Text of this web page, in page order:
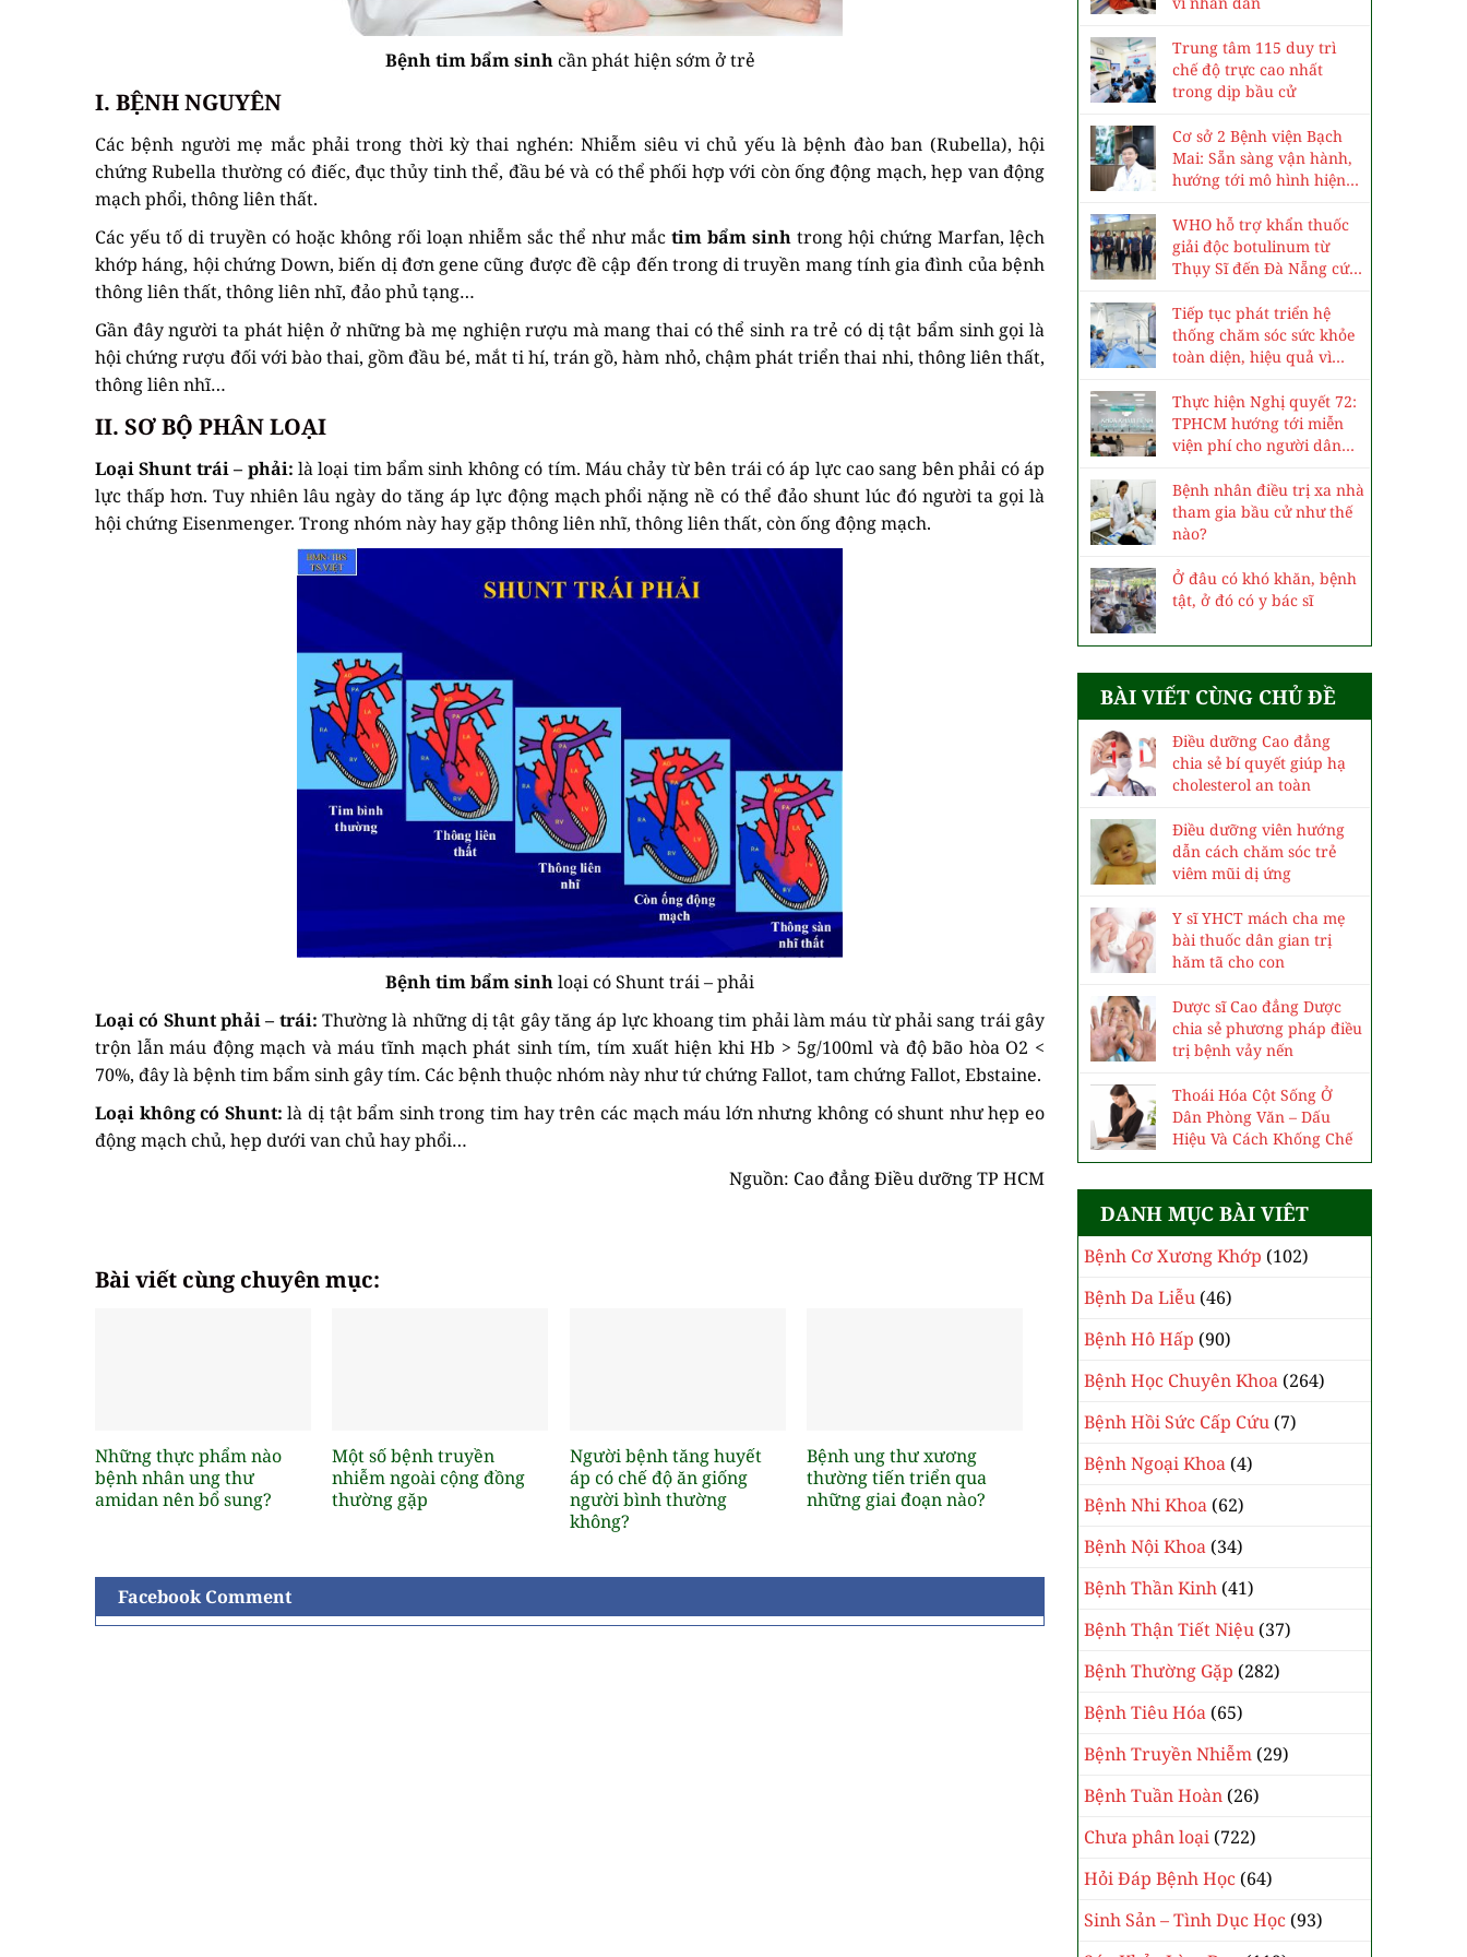
Bệnh tim bẩm sinhcần phát hiện sớm ở trẻ
I. BỆNH NGUYÊN
Các bệnh người mẹ mắc phải trong thời kỳ thai nghén: Nhiễm siêu vi chủ yếu là bệnh đào ban (Rubella), hội
chứng Rubella thường có điếc, đục thủy tinh thể, đầu bé và có thể phối hợp với còn ống động mạch, hẹp van động
mạch phổi, thông liên thất.
Các yếu tố di truyền có hoặc không rối loạn nhiễm sắc thể như mắc tim bẩm sinh trong hội chứng Marfan, lệch
khớp háng, hội chứng Down, biến dị đơn gene cũng được đề cập đến trong di truyền mang tính gia đình của bệnh
thông liên thất, thông liên nhĩ, đảo phủ tạng…
Gần đây người ta phát hiện ở những bà mẹ nghiện rượu mà mang thai có thể sinh ra trẻ có dị tật bẩm sinh gọi là
hội chứng rượu đối với bào thai, gồm đầu bé, mắt ti hí, trán gồ, hàm nhỏ, chậm phát triển thai nhi, thông liên thất,
thông liên nhĩ…
II. SƠ BỘ PHÂN LOẠI
Loại Shunt trái – phải: là loại tim bẩm sinh không có tím. Máu chảy từ bên trái có áp lực cao sang bên phải có áp
lực thấp hơn. Tuy nhiên lâu ngày do tăng áp lực động mạch phổi nặng nề có thể đảo shunt lúc đó người ta gọi là
hội chứng Eisenmenger. Trong nhóm này hay gặp thông liên nhĩ, thông liên thất, còn ống động mạch.
Bệnh tim bẩm sinhloại có Shunt trái – phải
Loại có Shunt phải – trái: Thường là những dị tật gây tăng áp lực khoang tim phải làm máu từ phải sang trái gây
trộn lẫn máu động mạch và máu tĩnh mạch phát sinh tím, tím xuất hiện khi Hb > 5g/100ml và độ bão hòa O2 <
70%, đây là bệnh tim bẩm sinh gây tím. Các bệnh thuộc nhóm này như tứ chứng Fallot, tam chứng Fallot, Ebstaine.
Loại không có Shunt: là dị tật bẩm sinh trong tim hay trên các mạch máu lớn nhưng không có shunt như hẹp eo
động mạch chủ, hẹp dưới van chủ hay phổi…
Nguồn: Cao đẳng Điều dưỡng TP HCM
Bài viết cùng chuyên mục:
Những thực phẩm nào
bệnh nhân ung thư
amidan nên bổ sung?
Một số bệnh truyền
nhiễm ngoài cộng đồng
thường gặp
Người bệnh tăng huyết
áp có chế độ ăn giống
người bình thường
không?
Bệnh ung thư xương
thường tiến triển qua
những giai đoạn nào?
Facebook Comment
Trung tâm 115 duy trì
chế độ trực cao nhất
trong dịp bầu cử
Cơ sở 2 Bệnh viện Bạch
Mai: Sẵn sàng vận hành,
hướng tới mô hình hiện
WHO hỗ trợ khẩn thuốc
giải độc botulinum từ
Thụy Sĩ đến Đà Nẵng cứu
Tiếp tục phát triển hệ
thống chăm sóc sức khỏe
toàn diện, hiệu quả vì
Thực hiện Nghị quyết 72:
TPHCM hướng tới miễn
viện phí cho người dân
Bệnh nhân điều trị xa nhà
tham gia bầu cử như thế
nào?
Ở đâu có khó khăn, bệnh
tật, ở đó có y bác sĩ
BÀI VIẾT CÙNG CHỦ ĐỀ
Điều dưỡng Cao đẳng
chia sẻ bí quyết giúp hạ
cholesterol an toàn
Điều dưỡng viên hướng
dẫn cách chăm sóc trẻ
viêm mũi dị ứng
Y sĩ YHCT mách cha mẹ
bài thuốc dân gian trị
hăm tã cho con
Dược sĩ Cao đẳng Dược
chia sẻ phương pháp điều
trị bệnh vảy nến
Thoái Hóa Cột Sống Ở
Dân Phòng Văn – Dấu
Hiệu Và Cách Khống Chế
DANH MỤC BÀI VIÊT
Bệnh Cơ Xương Khớp (102)
Bệnh Da Liễu (46)
Bệnh Hô Hấp (90)
Bệnh Học Chuyên Khoa (264)
Bệnh Hồi Sức Cấp Cứu (7)
Bệnh Ngoại Khoa (4)
Bệnh Nhi Khoa (62)
Bệnh Nội Khoa (34)
Bệnh Thần Kinh (41)
Bệnh Thận Tiết Niệu (37)
Bệnh Thường Gặp (282)
Bệnh Tiêu Hóa (65)
Bệnh Truyền Nhiễm (29)
Bệnh Tuần Hoàn (26)
Chưa phân loại (722)
Hỏi Đáp Bệnh Học (64)
Sinh Sản – Tình Dục Học (93)